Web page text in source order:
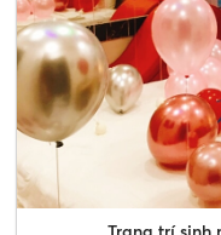
Trang trí sinh